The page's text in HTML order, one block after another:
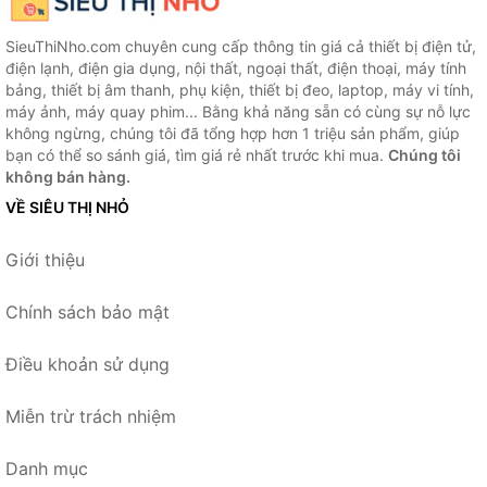
SieuThiNho.com chuyên cung cấp thông tin giá cả thiết bị điện tử,
điện lạnh, điện gia dụng, nội thất, ngoại thất, điện thoại, máy tính
bảng, thiết bị âm thanh, phụ kiện, thiết bị đeo, laptop, máy vi tính,
máy ảnh, máy quay phim... Bằng khả năng sẵn có cùng sự nỗ lực
không ngừng, chúng tôi đã tổng hợp hơn 1 triệu sản phẩm, giúp
bạn có thể so sánh giá, tìm giá rẻ nhất trước khi mua. Chúng tôi
không bán hàng.
VỀ SIÊU THỊ NHỎ
Giới thiệu
Chính sách bảo mật
Điều khoản sử dụng
Miễn trừ trách nhiệm
Danh mục